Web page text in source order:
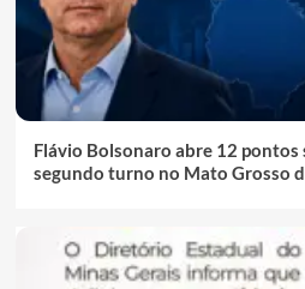
Flávio Bolsonaro abre 12 pontos
segundo turno no Mato Grosso